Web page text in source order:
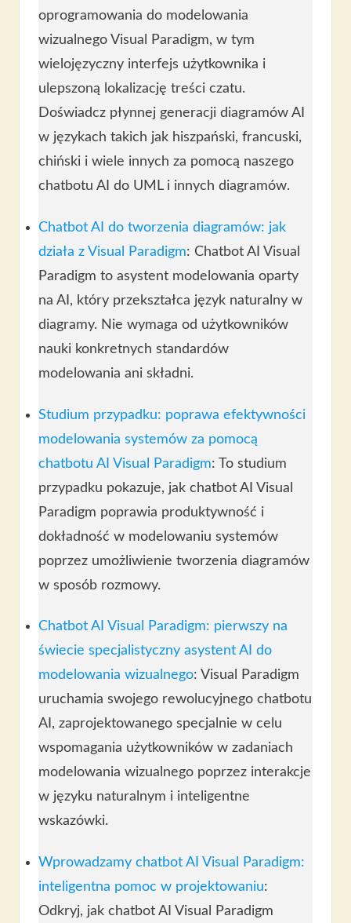
oprogramowania do modelowania
wizualnego Visual Paradigm, w tym
wielojęzyczny interfejs użytkownika i
ulepszoną lokalizację treści czatu.
Doświadcz płynnej generacji diagramów AI
w językach takich jak hiszpański, francuski,
chiński i wiele innych za pomocą naszego
chatbotu AI do UML i innych diagramów.
Chatbot AI do tworzenia diagramów: jak
działa z Visual Paradigm: Chatbot AI Visual
Paradigm to asystent modelowania oparty
na AI, który przekształca język naturalny w
diagramy. Nie wymaga od użytkowników
nauki konkretnych standardów
modelowania ani składni.
Studium przypadku: poprawa efektywności
modelowania systemów za pomocą
chatbotu AI Visual Paradigm: To studium
przypadku pokazuje, jak chatbot AI Visual
Paradigm poprawia produktywność i
dokładność w modelowaniu systemów
poprzez umożliwienie tworzenia diagramów
w sposób rozmowy.
Chatbot AI Visual Paradigm: pierwszy na
świecie specjalistyczny asystent AI do
modelowania wizualnego: Visual Paradigm
uruchamia swojego rewolucyjnego chatbotu
AI, zaprojektowanego specjalnie w celu
wspomagania użytkowników w zadaniach
modelowania wizualnego poprzez interakcje
w języku naturalnym i inteligentne
wskazówki.
Wprowadzamy chatbot AI Visual Paradigm:
inteligentna pomoc w projektowaniu:
Odkryj, jak chatbot AI Visual Paradigm